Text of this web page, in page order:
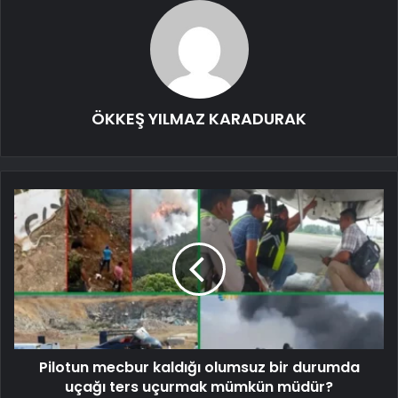
ÖKKEŞ YILMAZ KARADURAK
Pilotun mecbur kaldığı olumsuz bir durumda
uçağı ters uçurmak mümkün müdür?